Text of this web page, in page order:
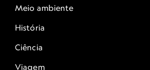
Meio ambiente
História
Ciência
Viagem